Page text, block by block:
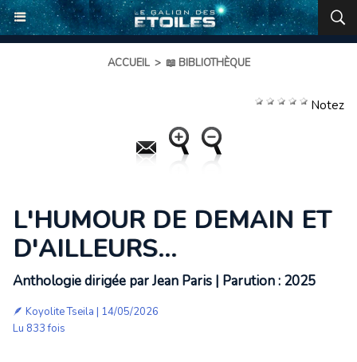
ACCUEIL > 📖 BIBLIOTHÈQUE
Notez
L'HUMOUR DE DEMAIN ET
D'AILLEURS...
Anthologie dirigée par Jean Paris | Parution : 2025
🪶 Koyolite Tseila | 14/05/2026
Lu 833 fois